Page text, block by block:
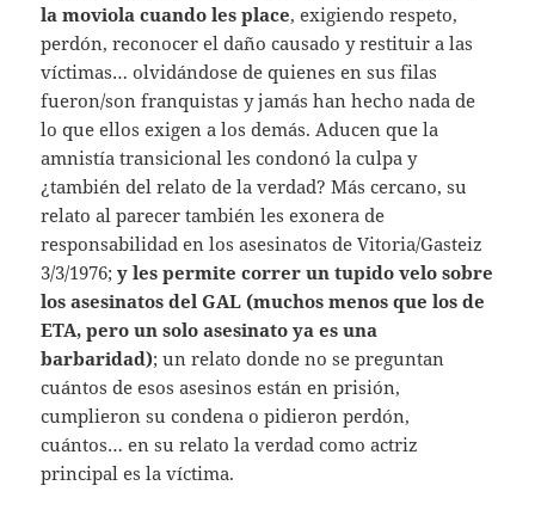
la moviola cuando les place, exigiendo respeto,
perdón, reconocer el daño causado y restituir a las
víctimas… olvidándose de quienes en sus filas
fueron/son franquistas y jamás han hecho nada de
lo que ellos exigen a los demás. Aducen que la
amnistía transicional les condonó la culpa y
¿también del relato de la verdad? Más cercano, su
relato al parecer también les exonera de
responsabilidad en los asesinatos de Vitoria/Gasteiz
3/3/1976;y les permite correr un tupido velo sobre
los asesinatos del GAL (muchos menos que los de
ETA, pero un solo asesinato ya es una
barbaridad); un relato donde no se preguntan
cuántos de esos asesinos están en prisión,
cumplieron su condena o pidieron perdón,
cuántos… en su relato la verdad como actriz
principal es la víctima.